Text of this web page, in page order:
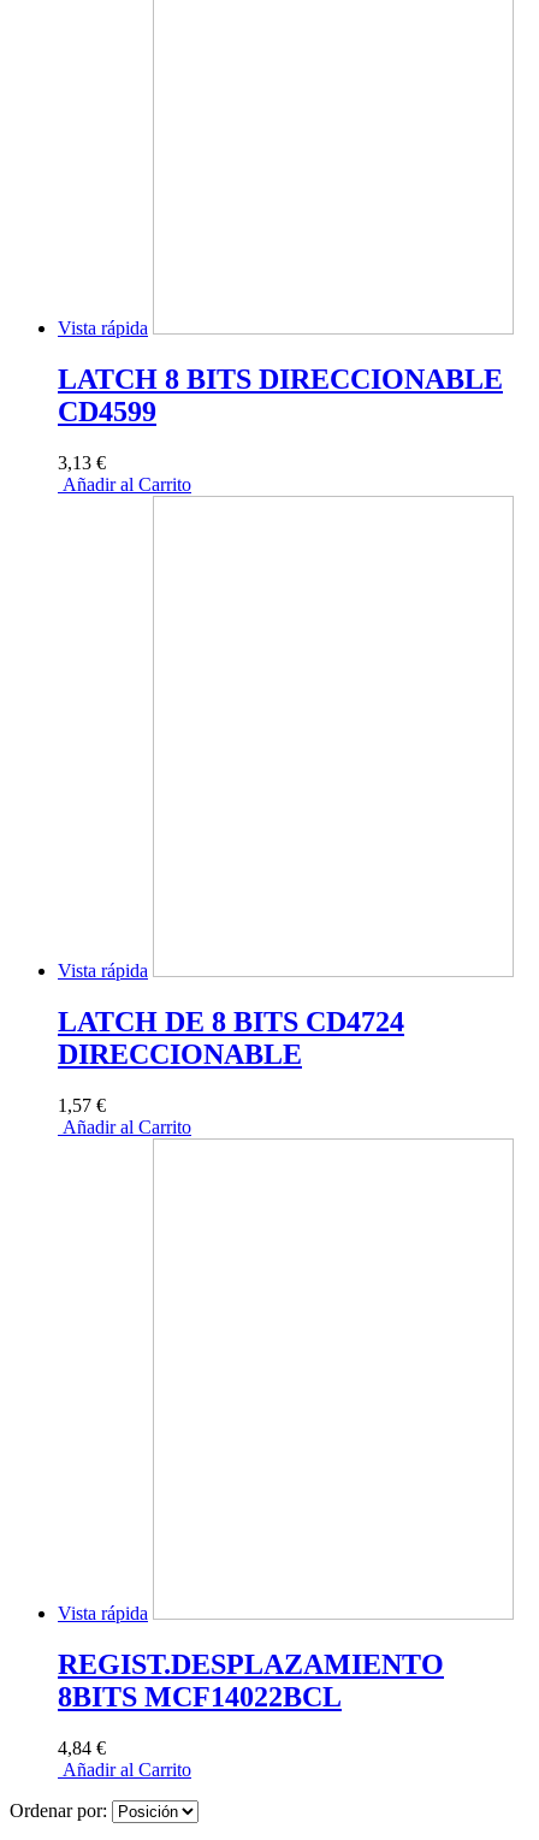
Vista rápida
LATCH 8 BITS DIRECCIONABLE
CD4599
3,13 €
Añadir al Carrito
Vista rápida
LATCH DE 8 BITS CD4724
DIRECCIONABLE
1,57 €
Añadir al Carrito
Vista rápida
REGIST.DESPLAZAMIENTO
8BITS MCF14022BCL
4,84 €
Añadir al Carrito
Ordenar por: